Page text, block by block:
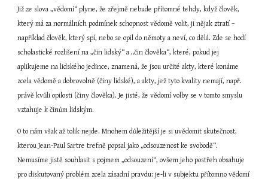
Již ze slova „vědomí“ plyne, že zřejmě nebude přítomné tehdy, když člověk,
který má za normálních podmínek schopnost vědomě volit, ji nějak ztratí –
například člověk, který spí, nebo se opil do němoty a neví, co dělá. Zde se hodí
scholastické rozlišení na „čin lidský“ a „čin člověka“, které, pokud jej
aplikujeme na lidského jedince, znamená, že jsou určité akty, které konáme
zcela vědomě a dobrovolně (činy lidské), a akty, jež tyto kvality nemají, např.
právě kvůli opilosti (činy člověka). Je jisté, že vědomí volby se v tomto smyslu
vztahuje k činům lidským.
O to nám však až tolik nejde. Mnohem důležitější je si uvědomit skutečnost,
kterou Jean-Paul Sartre trefně popsal jako „odsouzenost ke svobodě“.
Nemusíme jistě souhlasit s pojmem „odsouzení“, ovšem jeho postřeh obsahuje
pro diskutovaný problém zcela zásadní pravdu: je-li v subjektu přítomno vědomí